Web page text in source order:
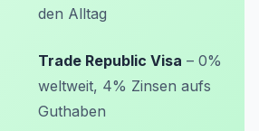
den Alltag
Trade Republic Visa – 0%
weltweit, 4% Zinsen aufs
Guthaben